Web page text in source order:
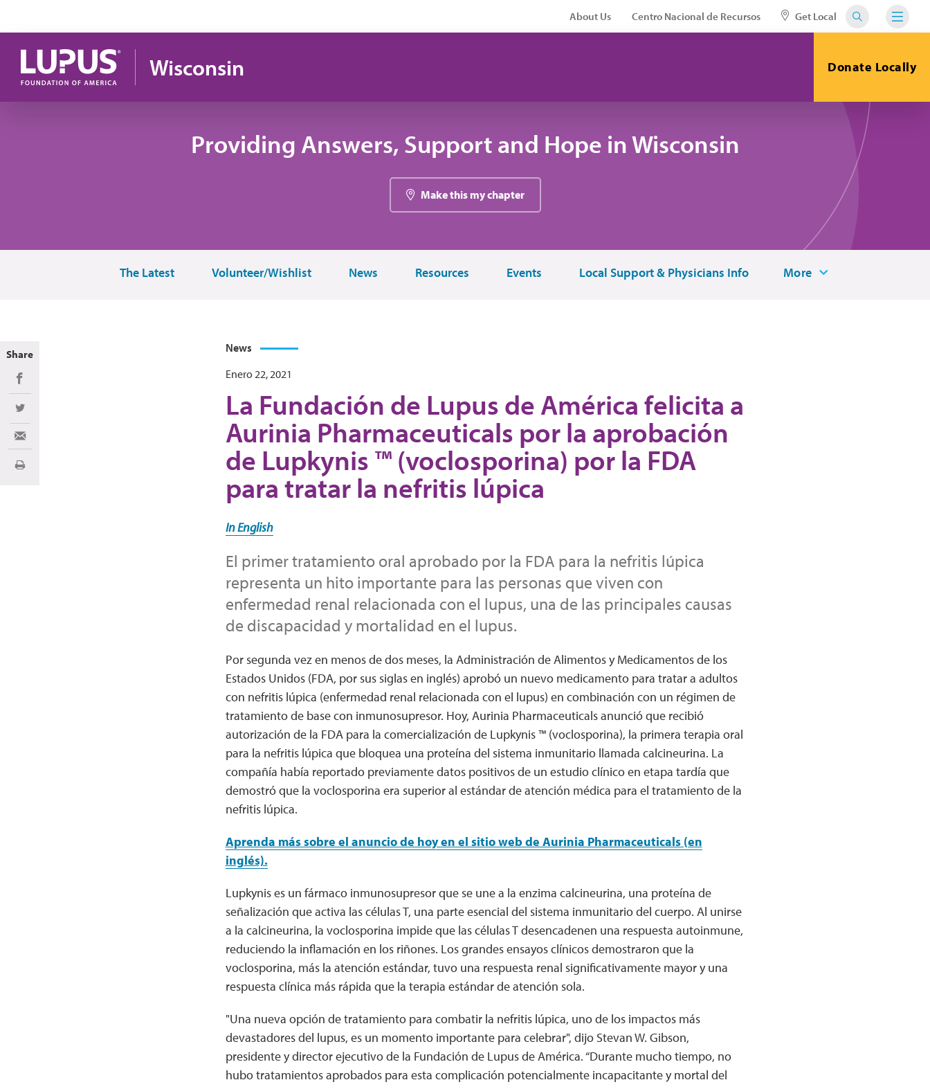
About Us Centro Nacional de Recursos Get Local
Wisconsin Donate Locally
Providing Answers, Support and Hope in Wisconsin
Make this my chapter
The Latest Volunteer/Wishlist News Resources Events Local Support & Physicians Info More
News
Enero 22, 2021
La Fundación de Lupus de América felicita a
Aurinia Pharmaceuticals por la aprobación
de Lupkynis ™ (voclosporina) por la FDA
para tratar la nefritis lúpica
In English
El primer tratamiento oral aprobado por la FDA para la nefritis lúpica
representa un hito importante para las personas que viven con
enfermedad renal relacionada con el lupus, una de las principales causas
de discapacidad y mortalidad en el lupus.
Por segunda vez en menos de dos meses, la Administración de Alimentos y Medicamentos de los
Estados Unidos (FDA, por sus siglas en inglés) aprobó un nuevo medicamento para tratar a adultos
con nefritis lúpica (enfermedad renal relacionada con el lupus) en combinación con un régimen de
tratamiento de base con inmunosupresor. Hoy, Aurinia Pharmaceuticals anunció que recibió
autorización de la FDA para la comercialización de Lupkynis ™ (voclosporina), la primera terapia oral
para la nefritis lúpica que bloquea una proteína del sistema inmunitario llamada calcineurina. La
compañía había reportado previamente datos positivos de un estudio clínico en etapa tardía que
demostró que la voclosporina era superior al estándar de atención médica para el tratamiento de la
nefritis lúpica.
Aprenda más sobre el anuncio de hoy en el sitio web de Aurinia Pharmaceuticals (en
inglés).
Lupkynis es un fármaco inmunosupresor que se une a la enzima calcineurina, una proteína de
señalización que activa las células T, una parte esencial del sistema inmunitario del cuerpo. Al unirse
a la calcineurina, la voclosporina impide que las células T desencadenen una respuesta autoinmune,
reduciendo la inflamación en los riñones. Los grandes ensayos clínicos demostraron que la
voclosporina, más la atención estándar, tuvo una respuesta renal significativamente mayor y una
respuesta clínica más rápida que la terapia estándar de atención sola.
"Una nueva opción de tratamiento para combatir la nefritis lúpica, uno de los impactos más
devastadores del lupus, es un momento importante para celebrar", dijo Stevan W. Gibson,
presidente y director ejecutivo de la Fundación de Lupus de América. “Durante mucho tiempo, no
hubo tratamientos aprobados para esta complicación potencialmente incapacitante y mortal del
Share
Share on Facebook
Share on Twitter
Share via Email
Imprimir